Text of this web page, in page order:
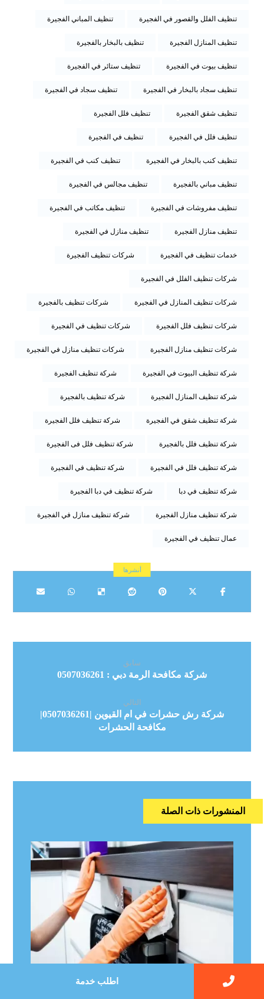
تنظيف الفلل والقصور في الفجيرة تنظيف المباني الفجيرة
تنظيف المنازل الفجيرة تنظيف بالبخار بالفجيرة
تنظيف بيوت في الفجيرة تنظيف ستائر في الفجيرة
تنظيف سجاد بالبخار في الفجيرة تنظيف سجاد في الفجيرة
تنظيف شقق الفجيرة تنظيف فلل الفجيرة
تنظيف فلل في الفجيرة تنظيف في الفجيرة
تنظيف كنب بالبخار في الفجيرة تنظيف كنب في الفجيرة
تنظيف مباني بالفجيرة تنظيف مجالس في الفجيرة
تنظيف مفروشات في الفجيرة تنظيف مكاتب في الفجيرة
تنظيف منازل الفجيرة تنظيف منازل في الفجيرة
خدمات تنظيف في الفجيرة شركات تنظيف الفجيرة
شركات تنظيف الفلل في الفجيرة
شركات تنظيف المنازل في الفجيرة شركات تنظيف بالفجيرة
شركات تنظيف فلل الفجيرة شركات تنظيف في الفجيرة
شركات تنظيف منازل الفجيرة شركات تنظيف منازل في الفجيرة
شركة تنظيف البيوت في الفجيرة شركة تنظيف الفجيرة
شركة تنظيف المنازل الفجيرة شركة تنظيف بالفجيرة
شركة تنظيف شقق في الفجيرة شركة تنظيف فلل الفجيرة
شركة تنظيف فلل بالفجيرة شركة تنظيف فلل فى الفجيرة
شركة تنظيف فلل في الفجيرة شركة تنظيف في الفجيرة
شركة تنظيف في دبا شركة تنظيف في دبا الفجيرة
شركة تنظيف منازل الفجيرة شركة تنظيف منازل في الفجيرة
عمال تنظيف في الفجيرة
سابق
شركة مكافحة الرمة دبي : 0507036261
التالي
شركة رش حشرات في ام القيوين |0507036261|
مكافحة الحشرات
المنشورات ذات الصلة
اطلب خدمة